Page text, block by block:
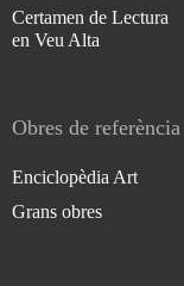
Certamen de Lectura
en Veu Alta
Obres de referència
Enciclopèdia Art
Grans obres